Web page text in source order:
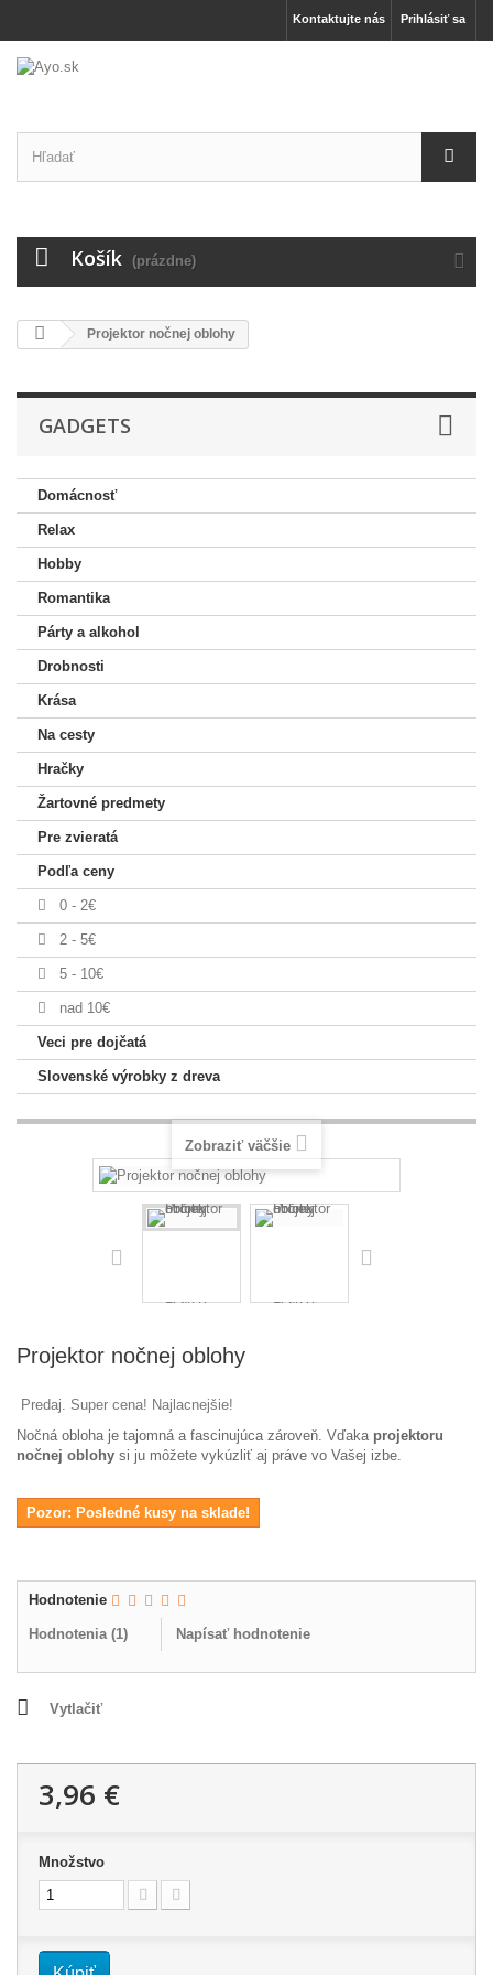
Prihlásiť sa
Kontaktujte nás
Košík (prázdne)
Projektor nočnej oblohy
GADGETS
Domácnosť
Relax
Hobby
Romantika
Párty a alkohol
Drobnosti
Krása
Na cesty
Hračky
Žartovné predmety
Pre zvieratá
Podľa ceny
0 - 2€
2 - 5€
5 - 10€
nad 10€
Veci pre dojčatá
Slovenské výrobky z dreva
Zobraziť väčšie
Projektor nočnej oblohy
Predaj. Super cena! Najlacnejšie!
Nočná obloha je tajomná a fascinujúca zároveň. Vďaka projektoru
nočnej oblohy si ju môžete vykúzliť aj práve vo Vašej izbe.
Pozor: Posledné kusy na sklade!
Hodnotenie
Hodnotenia (1) Napísať hodnotenie
Vytlačiť
3,96 €
Množstvo